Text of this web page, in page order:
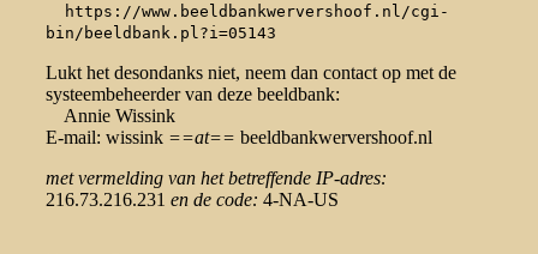
https://www.beeldbankwervershoof.nl/cgi-
bin/beeldbank.pl?i=05143
Lukt het desondanks niet, neem dan contact op met de
systeembeheerder van deze beeldbank:
Annie Wissink
E-mail: wissink ==at== beeldbankwervershoof.nl
met vermelding van het betreffende IP-adres:
216.73.216.231 en de code: 4-NA-US